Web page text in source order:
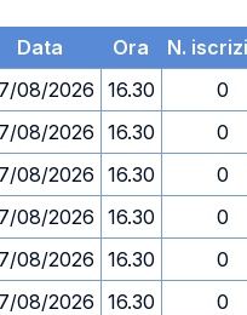
Data Ora N.
08/2026 16.30 0
08/2026 16.30 0
08/2026 16.30 0
08/2026 16.30 0
08/2026 16.30 0
08/2026 16.30 0